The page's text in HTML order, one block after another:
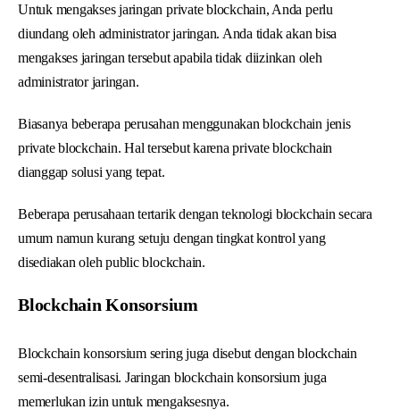
Untuk mengakses jaringan private blockchain, Anda perlu
diundang oleh administrator jaringan. Anda tidak akan bisa
mengakses jaringan tersebut apabila tidak diizinkan oleh
administrator jaringan.
Biasanya beberapa perusahan menggunakan blockchain jenis
private blockchain. Hal tersebut karena private blockchain
dianggap solusi yang tepat.
Beberapa perusahaan tertarik dengan teknologi blockchain secara
umum namun kurang setuju dengan tingkat kontrol yang
disediakan oleh public blockchain.
Blockchain Konsorsium
Blockchain konsorsium sering juga disebut dengan blockchain
semi-desentralisasi. Jaringan blockchain konsorsium juga
memerlukan izin untuk mengaksesnya.